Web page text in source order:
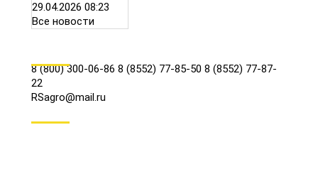
29.04.2026 08:23
Все новости
8 (800) 300-06-86 8 (8552) 77-85-50 8 (8552) 77-87-
22
RSagro@mail.ru